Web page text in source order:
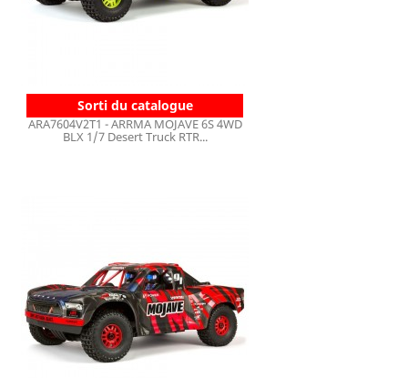
Sorti du catalogue
ARA7604V2T1 - ARRMA MOJAVE 6S 4WD
BLX 1/7 Desert Truck RTR...